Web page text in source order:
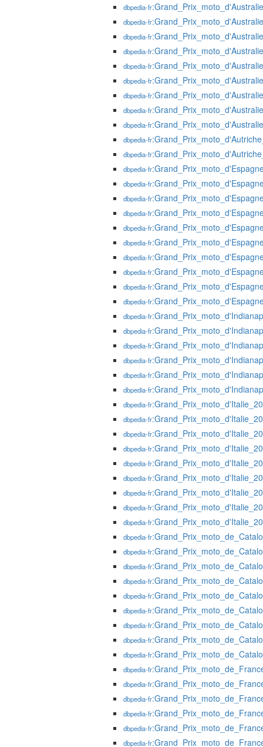
dbpedia-fr
dbpedia-fr
dbpedia-fr
dbpedia-fr
dbpedia-fr
dbpedia-fr
dbpedia-fr
dbpedia-fr
dbpedia-fr
dbpedia-fr
dbpedia-fr
dbpedia-fr
dbpedia-fr
dbpedia-fr
dbpedia-fr
dbpedia-fr
dbpedia-fr
dbpedia-fr
dbpedia-fr
dbpedia-fr
dbpedia-fr
dbpedia-fr
dbpedia-fr
dbpedia-fr
dbpedia-fr
dbpedia-fr
dbpedia-fr
dbpedia-fr
dbpedia-fr
dbpedia-fr
dbpedia-fr
dbpedia-fr
dbpedia-fr
dbpedia-fr
dbpedia-fr
dbpedia-fr
dbpedia-fr
dbpedia-fr
dbpedia-fr
dbpedia-fr
dbpedia-fr
dbpedia-fr
dbpedia-fr
dbpedia-fr
dbpedia-fr
dbpedia-fr
dbpedia-fr
dbpedia-fr
dbpedia-fr
dbpedia-fr
dbpedia-fr